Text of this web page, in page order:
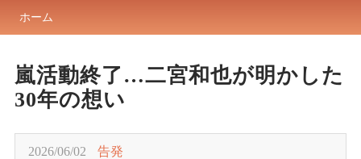
ホーム
嵐活動終了…二宮和也が明かした
30年の想い
2026/06/02 告発